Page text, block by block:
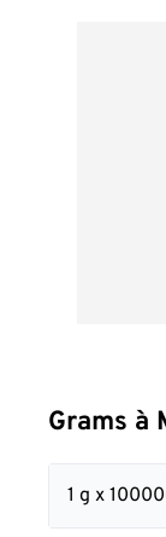
Grams à
1 g x